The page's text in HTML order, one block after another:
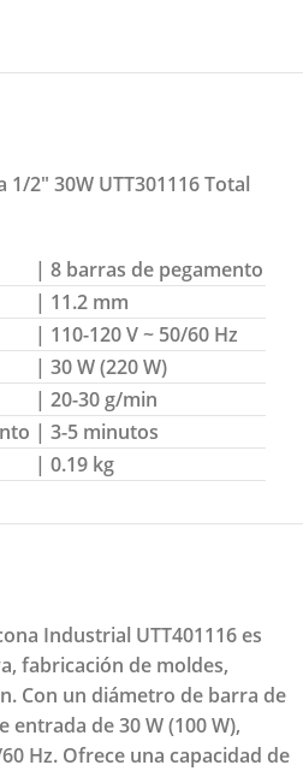
2″ 30W UTT301116 Total
| 8 barras de pegamento
| 11.2 mm
| 110-120 V ~ 50/60 Hz
| 30 W (220 W)
| 20-30 g/min
| 3-5 minutos
| 0.19 kg
Industrial UTT401116 es
fabricación de moldes,
Con un diámetro de barra de
entrada de 30 W (100 W),
Hz. Ofrece una capacidad de